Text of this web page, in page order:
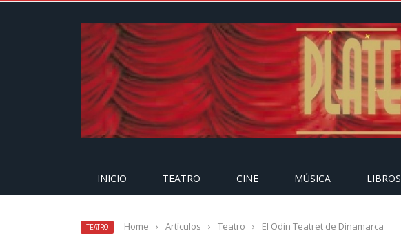
INICIO TEATRO CINE MÚSICA LIBROS
TEATRO Home › Artículos › Teatro › El Odin Teatret de Dinamarca